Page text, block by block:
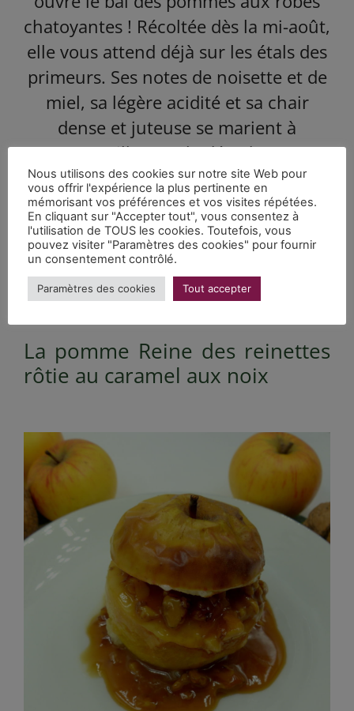
chatoyantes ! Récoltée dès la mi-août,
elle vous attend déjà sur les étals des
primeurs. Ses notes de noisette et de
miel, sa légère acidité et sa chair
dense et juteuse se marient à
merveille avec la décadente
gourmandise de ce caramel aux noix
totalement addictif !
Des reines des reinettes, un pot de
caramel aux noixL’Autre Saison, et
c’est parti !
La pomme Reine des reinettes
rôtie au caramel aux noix
Nous utilisons des cookies sur notre site Web pour
vous offrir l'expérience la plus pertinente en
mémorisant vos préférences et vos visites répétées.
En cliquant sur "Accepter tout", vous consentez à
l'utilisation de TOUS les cookies. Toutefois, vous
pouvez visiter "Paramètres des cookies" pour fournir
un consentement contrôlé.
Paramètres des cookies Tout accepter